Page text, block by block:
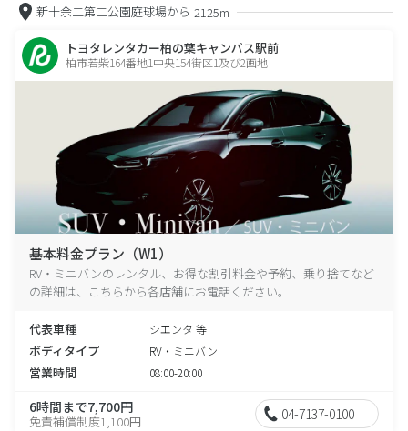
新十余二第二公園庭球場から 2125m
トヨタレンタカー柏の葉キャンパス駅前
柏市若柴164番地1中央154街区1及び2画地
基本料金プラン（W1）
RV・ミニバンのレンタル、お得な割引料金や予約、乗り捨てなど
の詳細は、こちらから各店舗にお電話ください。
代表車種 シエンタ 等
ボディタイプ RV・ミニバン
営業時間 08:00-20:00
6時間まで7,700円
免責補償制度1,100円 04-7137-0100